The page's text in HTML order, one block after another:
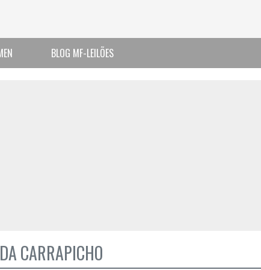
BLOG MF-LEILÕES
CARRAPICHO